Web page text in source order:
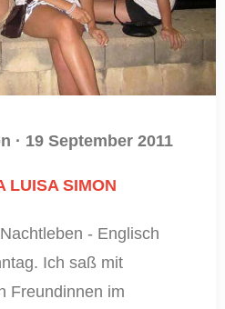
· 19 September 2011
LUISA SIMON
- Englisch
Ich saß mit
Freundinnen im